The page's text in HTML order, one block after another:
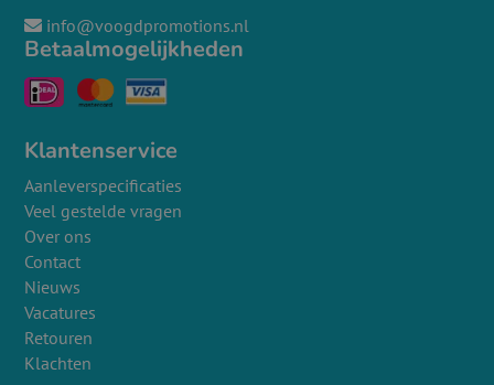
info@voogdpromotions.nl
Betaalmogelijkheden
Klantenservice
Aanleverspecificaties
Veel gestelde vragen
Over ons
Contact
Nieuws
Vacatures
Retouren
Klachten